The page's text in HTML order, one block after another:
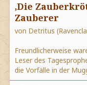
‚Die
Zauberer
von Detritus
Freundlicherweise
Leser des
die Vorfälle in der